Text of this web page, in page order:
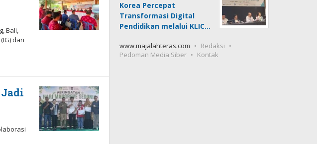
Bali,
dari
Korea Percepat
Transformasi Digital
Pendidikan melalui KLIC…
www.majalahteras.com
Redaksi
Pedoman Media Siber
Kontak